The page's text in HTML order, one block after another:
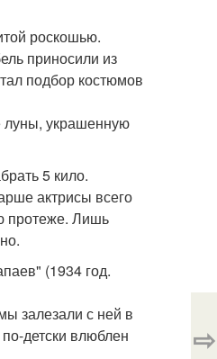
роскошью.
приносили из
подбор костюмов
луны, украшенную
5 кило.
актрисы всего
протеже. Лишь
(1934 год.
залезали с ней в
детски влюблен
⇨